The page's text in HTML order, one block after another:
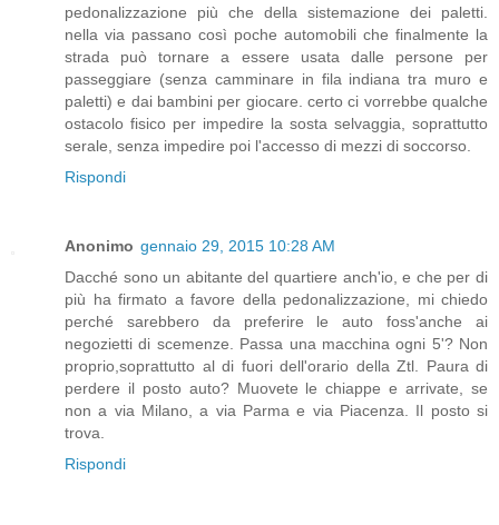
pedonalizzazione più che della sistemazione dei paletti.
nella via passano così poche automobili che finalmente la
strada può tornare a essere usata dalle persone per
passeggiare (senza camminare in fila indiana tra muro e
paletti) e dai bambini per giocare. certo ci vorrebbe qualche
ostacolo fisico per impedire la sosta selvaggia, soprattutto
serale, senza impedire poi l'accesso di mezzi di soccorso.
Rispondi
Anonimo gennaio 29, 2015 10:28 AM
Dacché sono un abitante del quartiere anch'io, e che per di
più ha firmato a favore della pedonalizzazione, mi chiedo
perché sarebbero da preferire le auto foss'anche ai
negozietti di scemenze. Passa una macchina ogni 5'? Non
proprio,soprattutto al di fuori dell'orario della Ztl. Paura di
perdere il posto auto? Muovete le chiappe e arrivate, se
non a via Milano, a via Parma e via Piacenza. Il posto si
trova.
Rispondi